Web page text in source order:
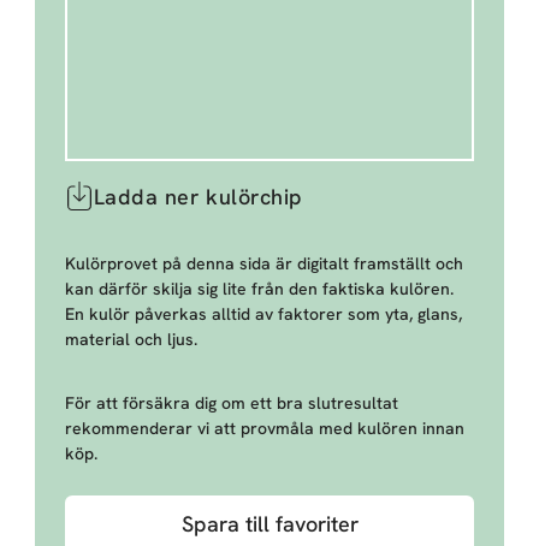
Ladda ner kulörchip
Kulörprovet på denna sida är digitalt framställt och
kan därför skilja sig lite från den faktiska kulören.
En kulör påverkas alltid av faktorer som yta, glans,
material och ljus.
För att försäkra dig om ett bra slutresultat
rekommenderar vi att provmåla med kulören innan
köp.
Spara till favoriter